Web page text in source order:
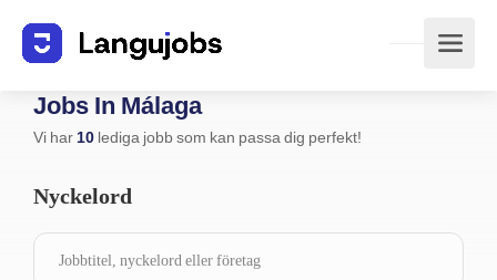
Jobs In Málaga
Vi har10 lediga jobb som kan passa dig perfekt!
Nyckelord